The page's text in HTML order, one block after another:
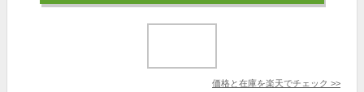
価格と在庫を楽天でチェック >>